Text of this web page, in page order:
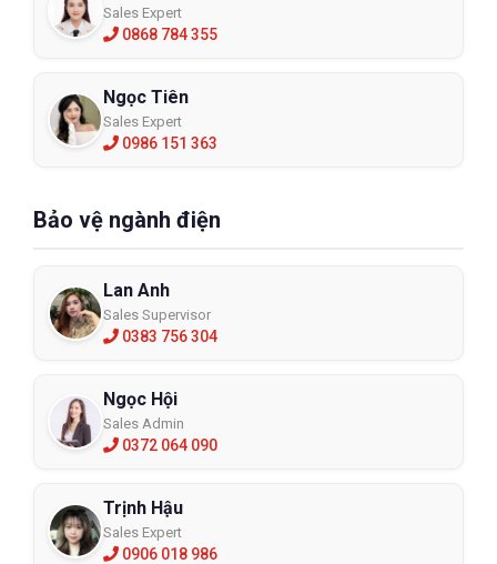
Sales Expert
0868 784 355
Ngọc Tiên
Sales Expert
0986 151 363
Bảo vệ ngành điện
Lan Anh
Sales Supervisor
0383 756 304
Ngọc Hội
Sales Admin
0372 064 090
Trịnh Hậu
Sales Expert
0906 018 986